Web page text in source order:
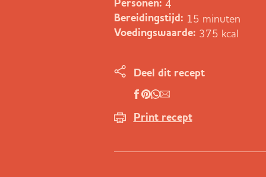
Personen: 4
Bereidingstijd: 15 minuten
Voedingswaarde: 375 kcal
Deel dit recept
Print recept